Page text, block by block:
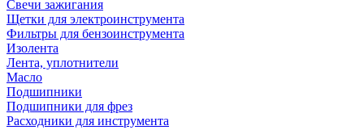
Свечи зажигания
Щетки для электроинструмента
Фильтры для бензоинструмента
Изолента
Лента, уплотнители
Масло
Подшипники
Подшипники для фрез
Расходники для инструмента